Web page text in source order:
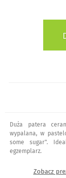
Duża patera
wypalana, w
some sugar".
egzemplarz.
Zobacz